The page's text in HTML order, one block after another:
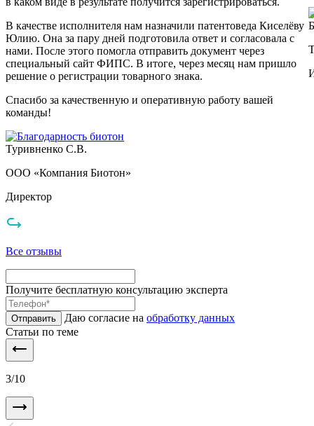
В качестве исполнителя нам назначили патентоведа Киселёву
Юлию. Она за пару дней подготовила ответ и согласовала с
нами. После этого помогла отправить документ через
специальный сайт ФИПС. В итоге, через месяц нам пришло
решение о регистрации товарного знака.
Спасибо за качественную и оперативную работу вашей
команды!
Туривненко С.В.
ООО «Компания Биотон»
Директор
Все отзывы
Получите бесплатную консультацию эксперта
Отправить Даю согласие на обработку данных
Статьи по теме
3/10